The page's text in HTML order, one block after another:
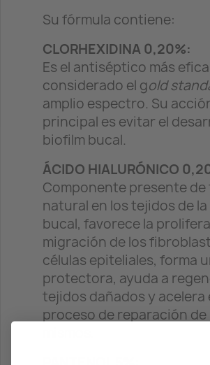
Su fórmula contiene:
CLORHEXIDINA 0,20%:
Es el antiséptico más
considerado el gold
amplio espectro. Su
principal es evitar el
biofilm bucal.
ÁCIDO HIALURÓNICO
Componente presente de
natural en los tejidos de
bucal, favorece la
migración de los
células epiteliales, forma
protectora, ayuda a
tejidos dañados y acelera
proceso de reparación de